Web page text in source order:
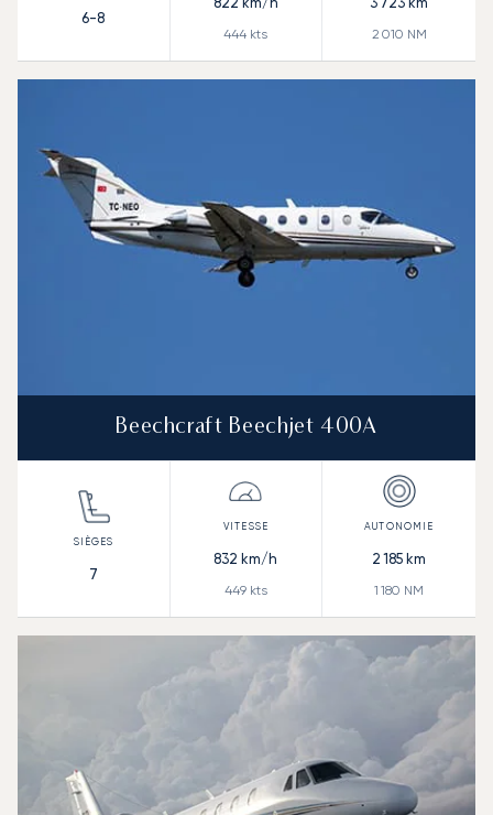
6-8
444 kts 2 010 NM
Beechcraft Beechjet 400A
7
832 km/h
449kts
2 185 km
1 180 NM